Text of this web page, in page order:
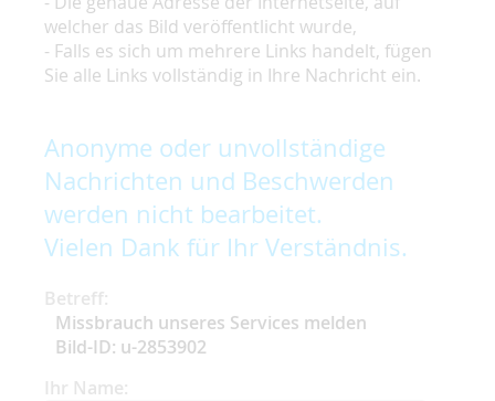
welcher das Bild veröffentlicht wurde,
- Falls es sich um mehrere Links handelt, fügen
Sie alle Links vollständig in Ihre Nachricht ein.
Anonyme oder unvollständige
Nachrichten und Beschwerden
werden nicht bearbeitet.
Vielen Dank für Ihr Verständnis.
Betreff:
Missbrauch unseres Services melden
Bild-ID: u-2853902
Ihr Name: